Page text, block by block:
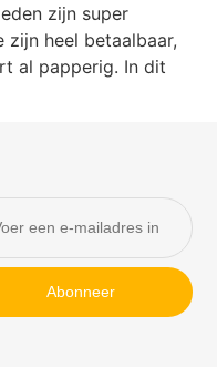
zijn super
zijn heel betaalbaar,
al papperig. In dit
Abonneer